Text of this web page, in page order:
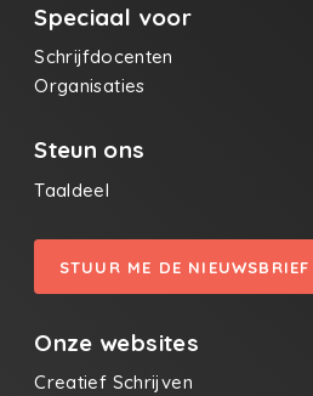
Speciaal voor
Schrijfdocenten
Organisaties
Steun ons
Taaldeel
STUUR ME DE NIEUWSBRIEF
Onze websites
Creatief Schrijven